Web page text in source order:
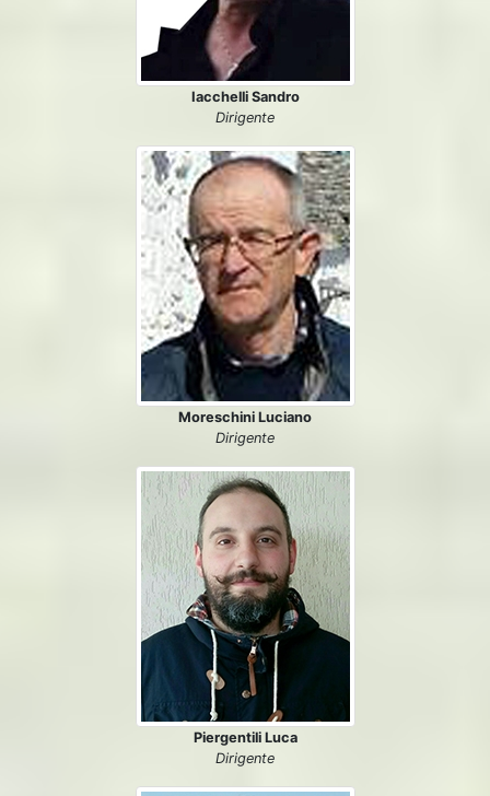
Iacchelli Sandro
Dirigente
Moreschini Luciano
Dirigente
Piergentili Luca
Dirigente